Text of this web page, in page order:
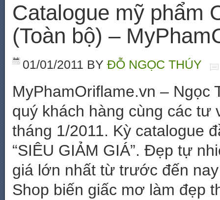
Catalogue mỹ phẩm
(Toàn bộ) –
01/01/2011 BY ĐỖ NGỌC THÚY
MyPhamOriflame.vn – Ngọc
quý khách hàng cùng các tư
tháng 1/2011. Kỳ catalogue
“SIÊU GIẢM GIÁ”. Đẹp tự
giá lớn nhất từ trước đến
Shop biến giấc mơ làm đẹp